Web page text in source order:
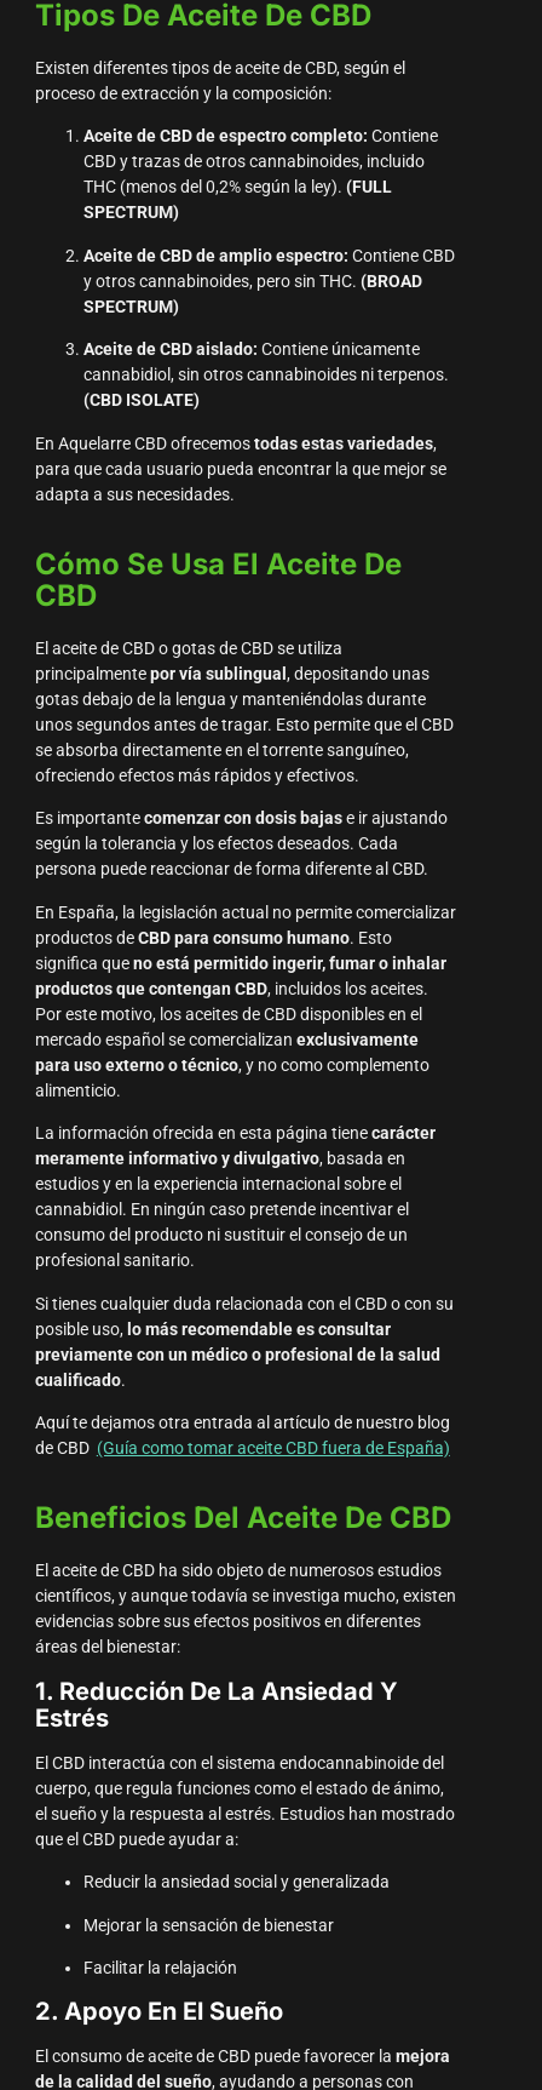
Tipos De Aceite De CBD
Existen diferentes tipos de aceite de CBD, según el
proceso de extracción y la composición:
Aceite de CBD de espectro completo: Contiene
CBD y trazas de otros cannabinoides, incluido
THC (menos del 0,2% según la ley). (FULL
SPECTRUM)
Aceite de CBD de amplio espectro: Contiene CBD
y otros cannabinoides, pero sin THC. (BROAD
SPECTRUM)
Aceite de CBD aislado: Contiene únicamente
cannabidiol, sin otros cannabinoides ni terpenos.
(CBD ISOLATE)
En Aquelarre CBD ofrecemostodas estas variedades,
para que cada usuario pueda encontrar la que mejor se
adapta a sus necesidades.
Cómo Se Usa El Aceite De
CBD
El aceite de CBD o gotas de CBD se utiliza
principalmentepor vía sublingual , depositando unas
gotas debajo de la lengua y manteniéndolas durante
unos segundos antes de tragar. Esto permite que el CBD
se absorba directamente en el torrente sanguíneo,
ofreciendo efectos más rápidos y efectivos.
Es importantecomenzar con dosis bajase ir ajustando
según la tolerancia y los efectos deseados. Cada
persona puede reaccionar de forma diferente al CBD.
En España, la legislación actual no permite comercializar
productos deCBD para consumo humano. Esto
significa queno está permitido ingerir, fumar o inhalar
productos que contengan CBD, incluidos los aceites.
Por este motivo, los aceites de CBD disponibles en el
mercado español se comercializan exclusivamente
para uso externo o técnico, y no como complemento
alimenticio.
La información ofrecida en esta página tienecarácter
meramente informativo y divulgativo, basada en
estudios y en la experiencia internacional sobre el
cannabidiol. En ningún caso pretende incentivar el
consumo del producto ni sustituir el consejo de un
profesional sanitario.
Si tienes cualquier duda relacionada con el CBD o con su
posible uso, lo más recomendable es consultar
previamente con un médico o profesional de la salud
cualificado.
Aquí te dejamos otra entrada al artículo de nuestro blog
de CBD (Guía como tomar aceite CBD fuera de España)
Beneficios Del Aceite De CBD
El aceite de CBD ha sido objeto de numerosos estudios
científicos, y aunque todavía se investiga mucho, existen
evidencias sobre sus efectos positivos en diferentes
áreas del bienestar:
1. Reducción De La Ansiedad Y
Estrés
El CBD interactúa con el sistema endocannabinoide del
cuerpo, que regula funciones como el estado de ánimo,
el sueño y la respuesta al estrés. Estudios han mostrado
que el CBD puede ayudar a:
Reducir la ansiedad social y generalizada
Mejorar la sensación de bienestar
Facilitar la relajación
2. Apoyo En El Sueño
El consumo de aceite de CBD puede favorecer la mejora
de la calidad del sueño, ayudando a personas con